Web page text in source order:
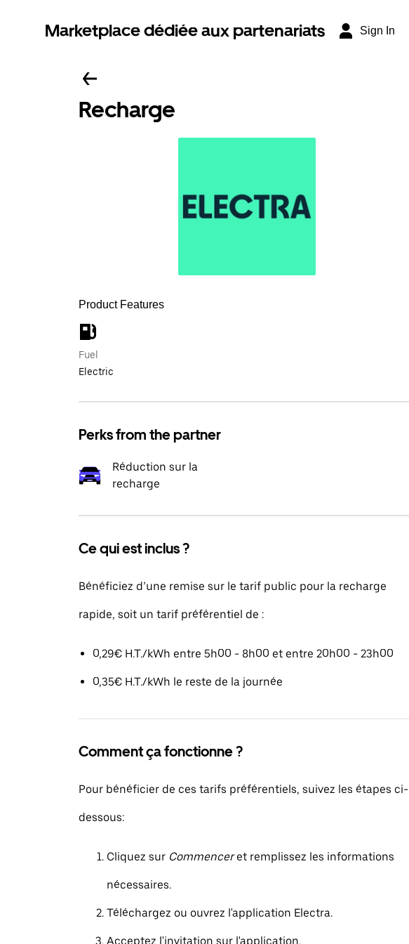
Marketplace dédiée aux partenariats Sign In
Recharge
Product Features
Fuel
Electric
Perks from the partner
Réduction sur la
recharge
Ce qui est inclus ?
Bénéficiez d’une remise sur le tarif public pour la recharge
rapide, soit un tarif préférentiel de :
0,29€ H.T./kWh entre 5h00 - 8h00 et entre 20h00 - 23h00
0,35€ H.T./kWh le reste de la journée
Comment ça fonctionne ?
Pour bénéficier de ces tarifs préférentiels, suivez les étapes ci-
dessous:
Cliquez sur Commenceret remplissez les informations
nécessaires.
Téléchargez ou ouvrez l'application Electra.
Acceptez l'invitation sur l'application.